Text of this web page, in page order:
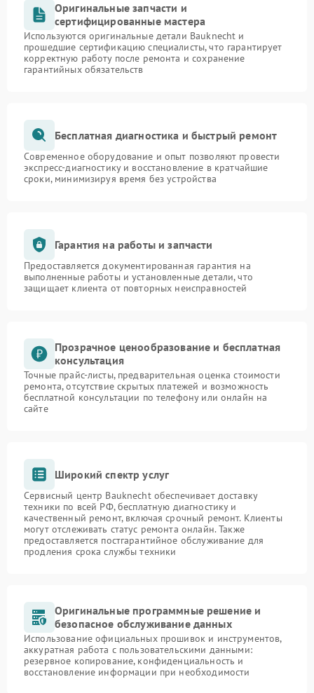
Оригинальные запчасти и
сертифицированные мастера
Используются оригинальные детали Bauknecht и
прошедшие сертификацию специалисты, что гарантирует
корректную работу после ремонта и сохранение
гарантийных обязательств
Бесплатная диагностика и быстрый ремонт
Современное оборудование и опыт позволяют провести
экспресс-диагностику и восстановление в кратчайшие
сроки, минимизируя время без устройства
Гарантия на работы и запчасти
Предоставляется документированная гарантия на
выполненные работы и установленные детали, что
защищает клиента от повторных неисправностей
Прозрачное ценообразование и бесплатная
консультация
Точные прайс-листы, предварительная оценка стоимости
ремонта, отсутствие скрытых платежей и возможность
бесплатной консультации по телефону или онлайн на
сайте
Широкий спектр услуг
Сервисный центр Bauknecht обеспечивает доставку
техники по всей РФ, бесплатную диагностику и
качественный ремонт, включая срочный ремонт. Клиенты
могут отслеживать статус ремонта онлайн. Также
предоставляется постгарантийное обслуживание для
продления срока службы техники
Оригинальные программные решение и
безопасное обслуживание данных
Использование официальных прошивок и инструментов,
аккуратная работа с пользовательскими данными:
резервное копирование, конфиденциальность и
восстановление информации при необходимости